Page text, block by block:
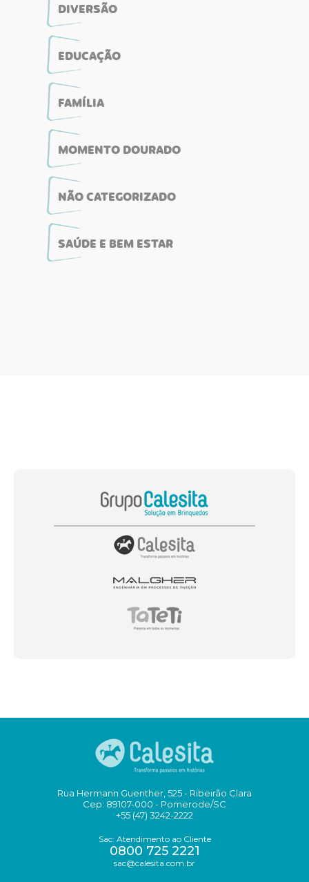
DIVERSÃO
EDUCAÇÃO
FAMÍLIA
MOMENTO DOURADO
NÃO CATEGORIZADO
SAÚDE E BEM ESTAR
Rua Hermann Guenther, 525 - Ribeirão Clara
Cep: 89107-000 - Pomerode/SC
+55 (47) 3242-2222
Sac: Atendimento ao Cliente
0800 725 2221
sac@calesita.com.br